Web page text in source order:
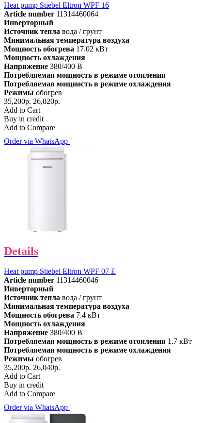
Heat pump Stiebel Eltron WPF 16
Article number 11314460064
Инверторный
Источник тепла вода / грунт
Минимальная температура воздуха
Мощность обогрева 17.02 кВт
Мощность охлаждения
Напряжение 380/400 В
Потребляемая мощность в режиме отопления
Потребляемая мощность в режиме охлаждения
Режимы обогрев
35,200р. 26,020р.
Add to Cart
Buy in credit
Add to Compare
Order via WhatsApp
Details
Heat pump Stiebel Eltron WPF 07 E
Article number 11314460046
Инверторный
Источник тепла вода / грунт
Минимальная температура воздуха
Мощность обогрева 7.4 кВт
Мощность охлаждения
Напряжение 380/400 В
Потребляемая мощность в режиме отопления 1.7 кВт
Потребляемая мощность в режиме охлаждения
Режимы обогрев
35,200р. 26,040р.
Add to Cart
Buy in credit
Add to Compare
Order via WhatsApp